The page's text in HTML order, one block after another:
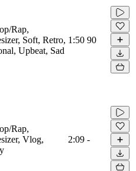
Rap,
Soft, Retro,
Upbeat, Sad
1:50 90
Rap,
Vlog,
2:09 -